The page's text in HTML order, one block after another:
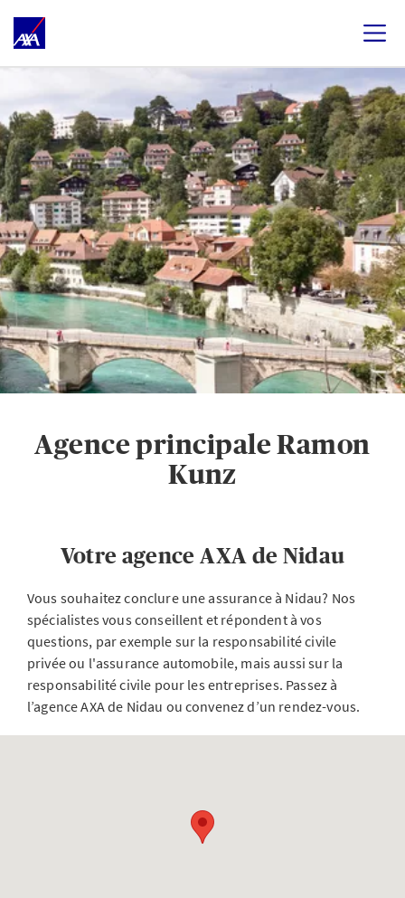
Agence principale Ramon
Kunz
Votre agence AXA de Nidau
Vous souhaitez conclure une assurance à Nidau? Nos
spécialistes vous conseillent et répondent à vos
questions, par exemple sur la responsabilité civile
privée ou l'assurance automobile, mais aussi sur la
responsabilité civile pour les entreprises. Passez à
l’agence AXA de Nidau ou convenez d’un rendez-vous.